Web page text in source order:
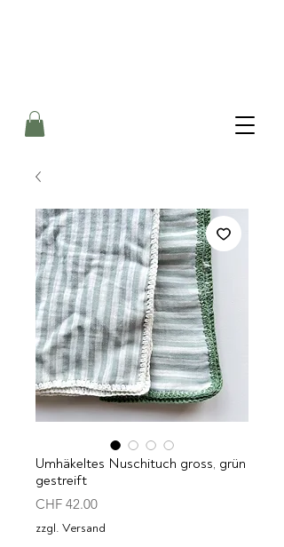
Umhäkeltes Nuschituch gross, grün
gestreift
CHF 42.00Preis
zzgl. Versand